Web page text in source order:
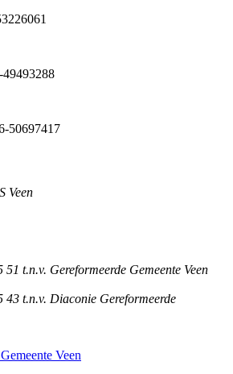
49493288
50697417
Veen
51 t.n.v. Gereformeerde Gemeente Veen
43 t.n.v. Diaconie Gereformeerde
Veen